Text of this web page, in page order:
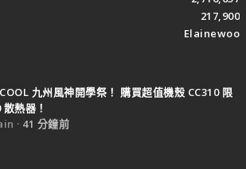
217,900
Elainewoo
九州風神開學祭！ 購買超值機殼 CC310 限
熱器！
41 分鐘前